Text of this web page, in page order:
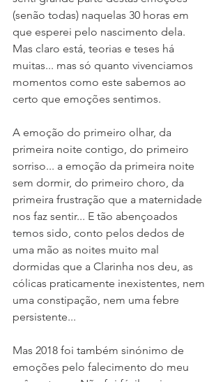
(senão todas) naquelas 30 horas em
que esperei pelo nascimento dela.
Mas claro está, teorias e teses há
muitas... mas só quanto vivenciamos
momentos como este sabemos ao
certo que emoções sentimos.
A emoção do primeiro olhar, da
primeira noite contigo, do primeiro
sorriso... a emoção da primeira noite
sem dormir, do primeiro choro, da
primeira frustração que a maternidade
nos faz sentir... E tão abençoados
temos sido, conto pelos dedos de
uma mão as noites muito mal
dormidas que a Clarinha nos deu, as
cólicas praticamente inexistentes, nem
uma constipação, nem uma febre
persistente...
Mas 2018 foi também sinónimo de
emoções pelo falecimento do meu